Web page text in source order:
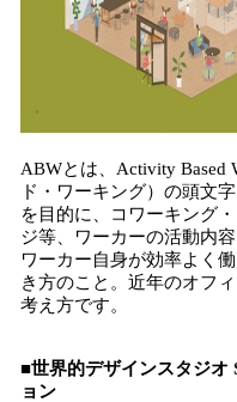
ABWとは、Activity Based
ド・ワーキング）の頭文
を目的に、コワーキング
ジ等、ワーカーの活動内
ワーカー自身が効率よく
き方のこと。近年のオフ
考え方です。
■世界的デザインスタジオ
ョン